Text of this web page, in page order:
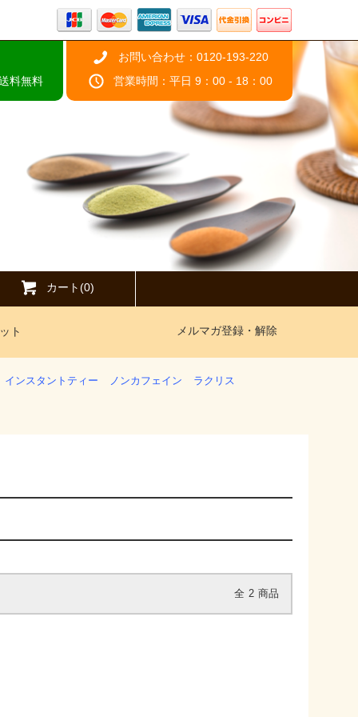
料無料
お問い合わせ：0120-193-220
営業時間：平日 9：00 - 18：00
カート(0)
ト メルマガ登録・解除
インスタントティー ノンカフェイン ラクリス
全 2 商品